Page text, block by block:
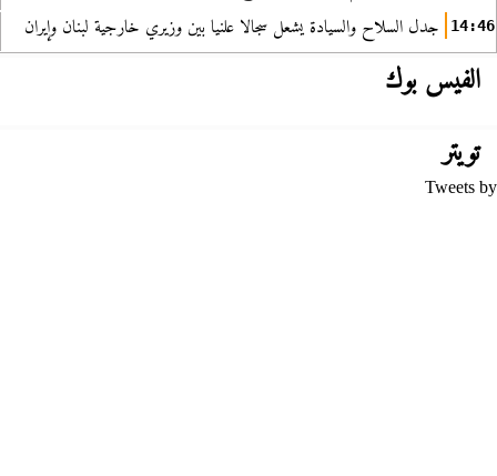
14:46 جدل السلاح والسيادة يشعل سجالا علنيا بين وزيري خارجية لبنان وإيران
الفيس بوك
تويتر
Tweets by